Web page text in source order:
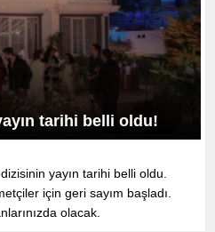
tarihi belli oldu!
yayın tarihi belli oldu.
için geri sayım başladı.
olacak.